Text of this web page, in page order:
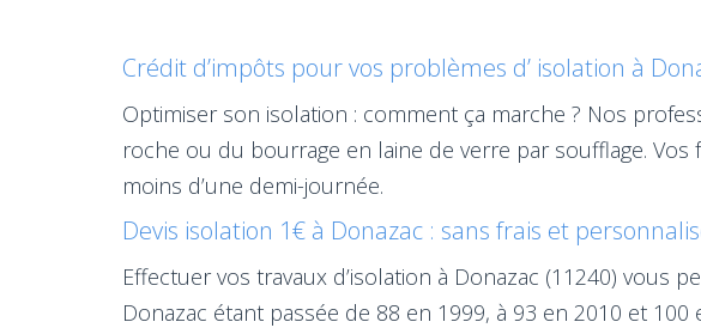
Crédit d’impôts pour vos problèmes d’ isolation à
Optimiser son isolation : comment ça marche ? Nos
roche ou du bourrage en laine de verre par soufflage.
moins d’une demi-journée.
Devis isolation 1€ à Donazac : sans frais et
Effectuer vos travaux d’isolation à Donazac (11240)
Donazac étant passée de 88 en 1999, à 93 en 2010 et